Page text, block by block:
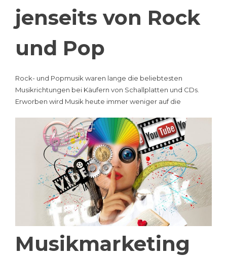
jenseits von Rock
und Pop
Rock- und Popmusik waren lange die beliebtesten
Musikrichtungen bei Käufern von Schallplatten und CDs.
Erworben wird Musik heute immer weniger auf die
Musikmarketing